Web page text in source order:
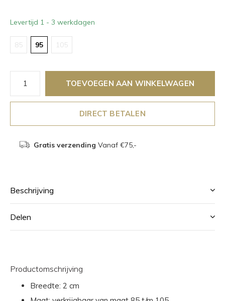
Levertijd 1 - 3 werkdagen
85 95 105
TOEVOEGEN AAN WINKELWAGEN
DIRECT BETALEN
Gratis verzending Vanaf €75,-
Beschrijving
Delen
Productomschrijving
Breedte: 2 cm